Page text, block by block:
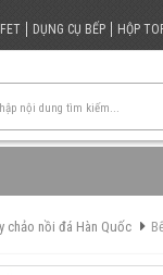
DỤNG CỤ BẾP HỘP
chảo nồi đá Hàn Quốc